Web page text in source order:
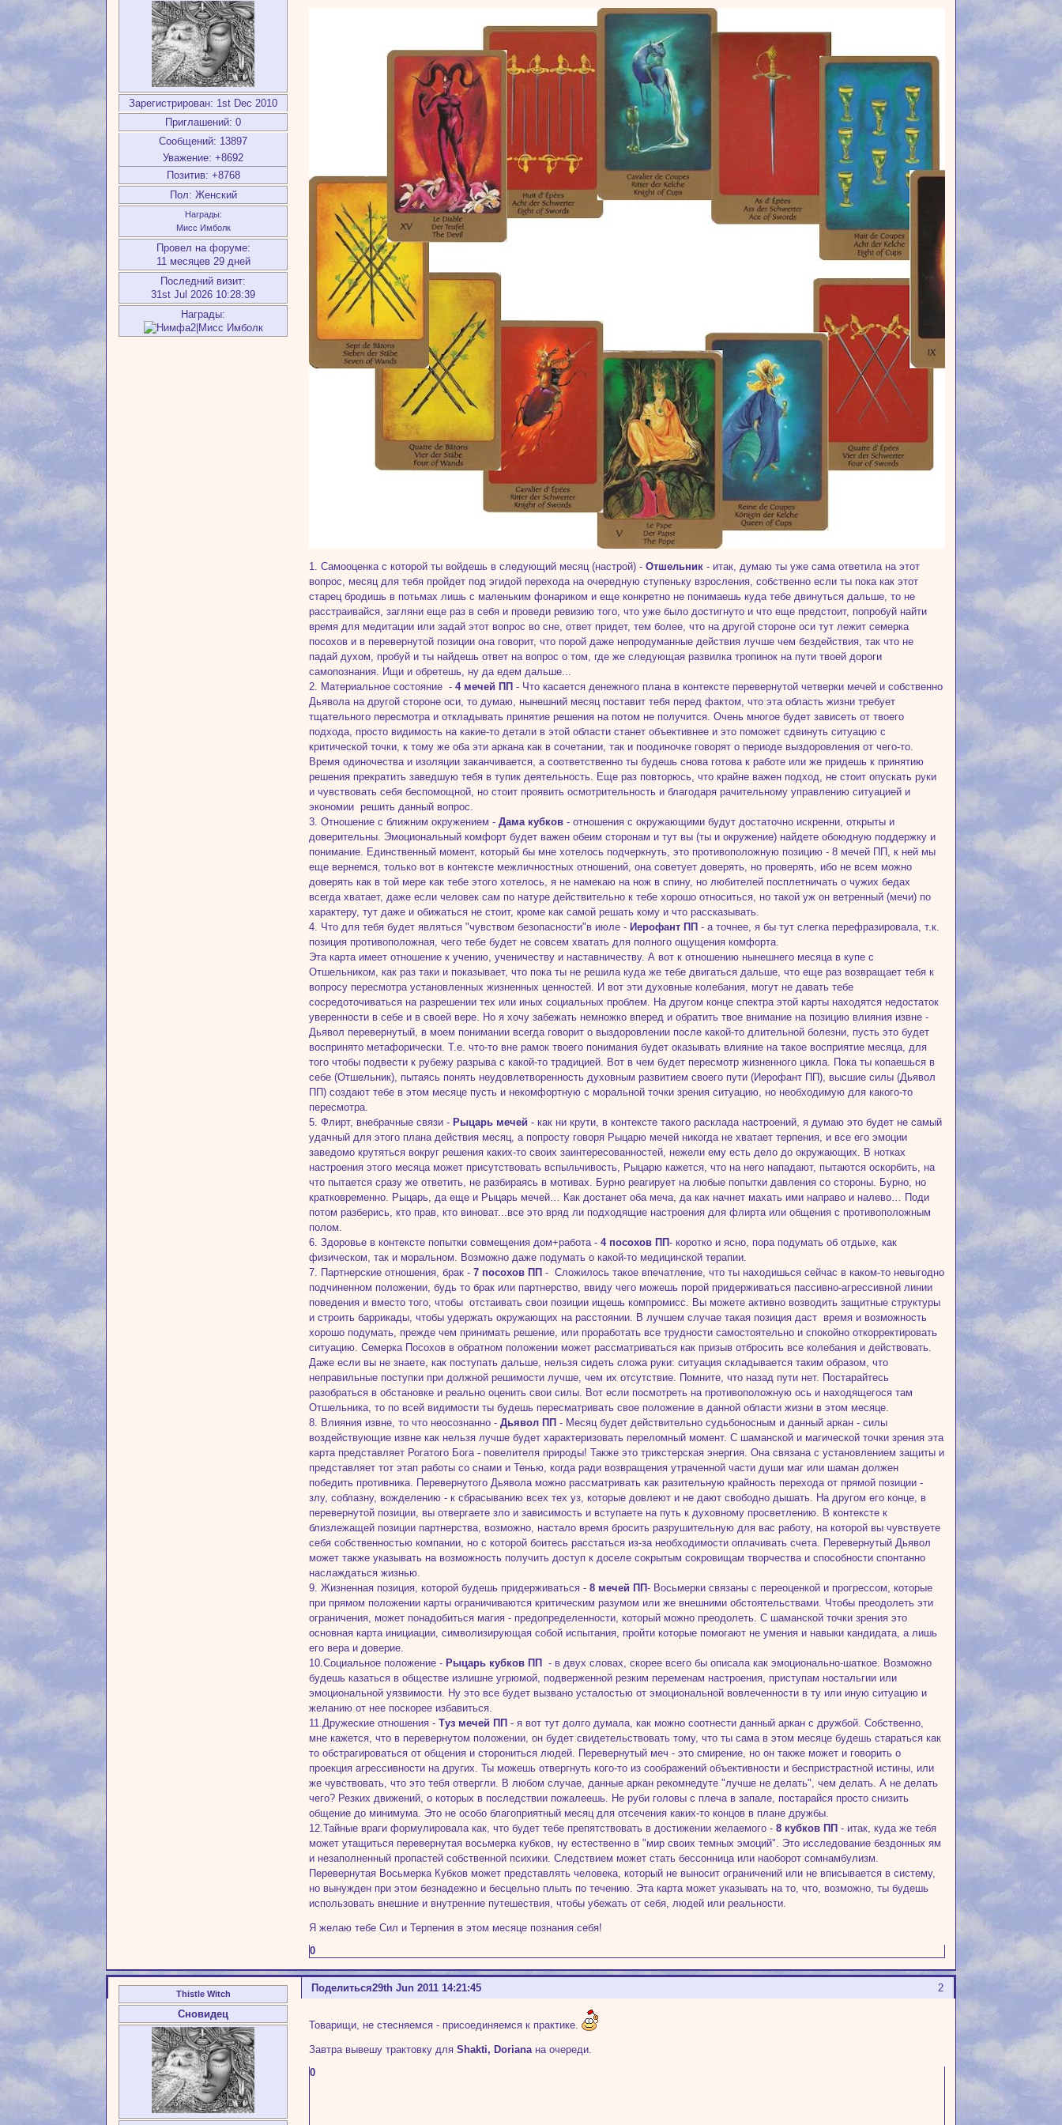
Зарегистрирован: 1st Dec 2010
Приглашений: 0
Сообщений: 13897
Уважение: +8692
Позитив: +8768
Пол: Женский
Награды:
Мисс Имболк
Провел на форуме:
11 месяцев 29 дней
Последний визит:
31st Jul 2026 10:28:39
Награды:
1. Самооценка с которой ты войдешь в следующий месяц (настрой) -Отшельник - итак, думаю ты уже сама ответила на этот
вопрос, месяц для тебя пройдет под эгидой перехода на очередную ступеньку взросления, собственно если ты пока как этот
старец бродишь в потьмах лишь с маленьким фонариком и еще конкретно не понимаешь куда тебе двинуться дальше, то не
расстраивайся, загляни еще раз в себя и проведи ревизию того, что уже было достигнуто и что еще предстоит, попробуй найти
время для медитации или задай этот вопрос во сне, ответ придет, тем более, что на другой стороне оси тут лежит семерка
посохов и в перевернутой позиции она говорит, что порой даже непродуманные действия лучше чем бездействия, так что не
падай духом, пробуй и ты найдешь ответ на вопрос о том, где же следующая развилка тропинок на пути твоей дороги
самопознания. Ищи и обретешь, ну да едем дальше...
2. Материальное состояние -4 мечей ПП - Что касается денежного плана в контексте перевернутой четверки мечей и собственно
Дьявола на другой стороне оси, то думаю, нынешний месяц поставит тебя перед фактом, что эта область жизни требует
тщательного пересмотра и откладывать принятие решения на потом не получится. Очень многое будет зависеть от твоего
подхода, просто видимость на какие-то детали в этой области станет объективнее и это поможет сдвинуть ситуацию с
критической точки, к тому же оба эти аркана как в сочетании, так и поодиночке говорят о периоде выздоровления от чего-то.
Время одиночества и изоляции заканчивается, а соответственно ты будешь снова готова к работе или же придешь к принятию
решения прекратить заведшую тебя в тупик деятельность. Еще раз повторюсь, что крайне важен подход, не стоит опускать руки
и чувствовать себя беспомощной, но стоит проявить осмотрительность и благодаря рачительному управлению ситуацией и
экономии решить данный вопрос.
3. Отношение с ближним окружением -Дама кубков - отношения с окружающими будут достаточно искренни, открыты и
доверительны. Эмоциональный комфорт будет важен обеим сторонам и тут вы (ты и окружение) найдете обоюдную поддержку и
понимание. Единственный момент, который бы мне хотелось подчеркнуть, это противоположную позицию - 8 мечей ПП, к ней мы
еще вернемся, только вот в контексте межличностных отношений, она советует доверять, но проверять, ибо не всем можно
доверять как в той мере как тебе этого хотелось, я не намекаю на нож в спину, но любителей посплетничать о чужих бедах
всегда хватает, даже если человек сам по натуре действительно к тебе хорошо относиться, но такой уж он ветренный (мечи) по
характеру, тут даже и обижаться не стоит, кроме как самой решать кому и что рассказывать.
4. Что для тебя будет являться "чувством безопасности"в июле -Иерофант ПП - а точнее, я бы тут слегка перефразировала, т.к.
позиция противоположная, чего тебе будет не совсем хватать для полного ощущения комфорта.
Эта карта имеет отношение к учению, ученичеству и наставничеству. А вот к отношению нынешнего месяца в купе с
Отшельником, как раз таки и показывает, что пока ты не решила куда же тебе двигаться дальше, что еще раз возвращает тебя к
вопросу пересмотра установленных жизненных ценностей. И вот эти духовные колебания, могут не давать тебе
сосредоточиваться на разрешении тех или иных социальных проблем. На другом конце спектра этой карты находятся недостаток
уверенности в себе и в своей вере. Но я хочу забежать немножко вперед и обратить твое внимание на позицию влияния извне -
Дьявол перевернутый, в моем понимании всегда говорит о выздоровлении после какой-то длительной болезни, пусть это будет
воспринято метафорически. Т.е. что-то вне рамок твоего понимания будет оказывать влияние на такое восприятие месяца, для
того чтобы подвести к рубежу разрыва с какой-то традицией. Вот в чем будет пересмотр жизненного цикла. Пока ты копаешься в
себе (Отшельник), пытаясь понять неудовлетворенность духовным развитием своего пути (Иерофант ПП), высшие силы (Дьявол
ПП) создают тебе в этом месяце пусть и некомфортную с моральной точки зрения ситуацию, но необходимую для какого-то
пересмотра.
5. Флирт, внебрачные связи -Рыцарь мечей - как ни крути, в контексте такого расклада настроений, я думаю это будет не самый
удачный для этого плана действия месяц, а попросту говоря Рыцарю мечей никогда не хватает терпения, и все его эмоции
заведомо крутяться вокруг решения каких-то своих заинтересованностей, нежели ему есть дело до окружающих. В нотках
настроения этого месяца может присутствовать вспыльчивость, Рыцарю кажется, что на него нападают, пытаются оскорбить, на
что пытается сразу же ответить, не разбираясь в мотивах. Бурно реагирует на любые попытки давления со стороны. Бурно, но
кратковременно. Рыцарь, да еще и Рыцарь мечей… Как достанет оба меча, да как начнет махать ими направо и налево… Поди
потом разберись, кто прав, кто виноват...все это вряд ли подходящие настроения для флирта или общения с противоположным
полом.
6. Здоровье в контексте попытки совмещения дом+работа -4 посохов ПП- коротко и ясно, пора подумать об отдыхе, как
физическом, так и моральном. Возможно даже подумать о какой-то медицинской терапии.
7. Партнерские отношения, брак -7 посохов ПП - Сложилось такое впечатление, что ты находишься сейчас в каком-то невыгодно
подчиненном положении, будь то брак или партнерство, ввиду чего можешь порой придерживаться пассивно-агрессивной линии
поведения и вместо того, чтобы отстаивать свои позиции ищешь компромисс. Вы можете активно возводить защитные структуры
и строить баррикады, чтобы удержать окружающих на расстоянии. В лучшем случае такая позиция даст время и возможность
хорошо подумать, прежде чем принимать решение, или проработать все трудности самостоятельно и спокойно откорректировать
ситуацию. Семерка Посохов в обратном положении может рассматриваться как призыв отбросить все колебания и действовать.
Даже если вы не знаете, как поступать дальше, нельзя сидеть сложа руки: ситуация складывается таким образом, что
неправильные поступки при должной решимости лучше, чем их отсутствие. Помните, что назад пути нет. Постарайтесь
разобраться в обстановке и реально оценить свои силы. Вот если посмотреть на противоположную ось и находящегося там
Отшельника, то по всей видимости ты будешь пересматривать свое положение в данной области жизни в этом месяце.
8. Влияния извне, то что неосознанно -Дьявол ПП - Месяц будет действительно судьбоносным и данный аркан - силы
воздействующие извне как нельзя лучше будет характеризовать переломный момент. С шаманской и магической точки зрения эта
карта представляет Рогатого Бога - повелителя природы! Также это трикстерская энергия. Она связана с установлением защиты и
представляет тот этап работы со снами и Тенью, когда ради возвращения утраченной части души маг или шаман должен
победить противника. Перевернутого Дьявола можно рассматривать как разительную крайность перехода от прямой позиции -
злу, соблазну, вожделению - к сбрасыванию всех тех уз, которые довлеют и не дают свободно дышать. На другом его конце, в
перевернутой позиции, вы отвергаете зло и зависимость и вступаете на путь к духовному просветлению. В контексте к
близлежащей позиции партнерства, возможно, настало время бросить разрушительную для вас работу, на которой вы чувствуете
себя собственностью компании, но с которой боитесь расстаться из-за необходимости оплачивать счета. Перевернутый Дьявол
может также указывать на возможность получить доступ к доселе сокрытым сокровищам творчества и способности спонтанно
наслаждаться жизнью.
9. Жизненная позиция, которой будешь придерживаться -8 мечей ПП- Восьмерки связаны с переоценкой и прогрессом, которые
при прямом положении карты ограничиваются критическим разумом или же внешними обстоятельствами. Чтобы преодолеть эти
ограничения, может понадобиться магия - предопределенности, который можно преодолеть. С шаманской точки зрения это
основная карта инициации, символизирующая собой испытания, пройти которые помогают не умения и навыки кандидата, а лишь
его вера и доверие.
10.Социальное положение -Рыцарь кубков ПП - в двух словах, скорее всего бы описала как эмоционально-шаткое. Возможно
будешь казаться в обществе излишне угрюмой, подверженной резким переменам настроения, приступам ностальгии или
эмоциональной уязвимости. Ну это все будет вызвано усталостью от эмоциональной вовлеченности в ту или иную ситуацию и
желанию от нее поскорее избавиться.
11.Дружеские отношения -Туз мечей ПП - я вот тут долго думала, как можно соотнести данный аркан с дружбой. Собственно,
мне кажется, что в перевернутом положении, он будет свидетельствовать тому, что ты сама в этом месяце будешь стараться как
то обстрагироваться от общения и сторониться людей. Перевернутый меч - это смирение, но он также может и говорить о
проекция агрессивности на других. Ты можешь отвергнуть кого-то из соображений объективности и беспристрастной истины, или
же чувствовать, что это тебя отвергли. В любом случае, данные аркан рекомнедуте "лучше не делать", чем делать. А не делать
чего? Резких движений, о которых в последствии пожалеешь. Не руби головы с плеча в запале, постарайся просто снизить
общение до минимума. Это не особо благоприятный месяц для отсечения каких-то концов в плане дружбы.
12.Тайные враги формулировала как, что будет тебе препятствовать в достижении желаемого -8 кубков ПП - итак, куда же тебя
может утащиться перевернутая восьмерка кубков, ну естественно в "мир своих темных эмоций". Это исследование бездонных ям
и незаполненный пропастей собственной психики. Следствием может стать бессонница или наоборот сомнамбулизм.
Перевернутая Восьмерка Кубков может представлять человека, который не выносит ограничений или не вписывается в систему,
но вынужден при этом безнадежно и бесцельно плыть по течению. Эта карта может указывать на то, что, возможно, ты будешь
использовать внешние и внутренние путешествия, чтобы убежать от себя, людей или реальности.
Я желаю тебе Сил и Терпения в этом месяце познания себя!
0
Поделиться 2
29th Jun 2011 14:21:45
Thistle Witch
Сновидец
Товарищи, не стесняемся - присоединяемся к практике.
Завтра вывешу трактовку дляShakti, Dorianaна очереди.
0